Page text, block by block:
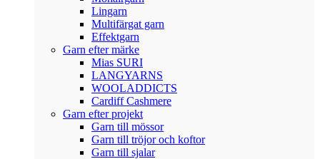
Lingarn
Multifärgat garn
Effektgarn
Garn efter märke
Mias SURI
LANGYARNS
WOOLADDICTS
Cardiff Cashmere
Garn efter projekt
Garn till mössor
Garn till tröjor och koftor
Garn till sjalar